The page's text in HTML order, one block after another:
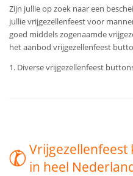
Zijn jullie op zoek naar een
jullie vrijgezellenfeest voor
goed middels zogenaamde
het aanbod vrijgezellenfeest
1. Diverse vrijgezellenfeest
in heel